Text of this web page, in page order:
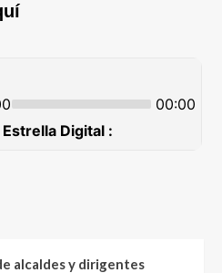
alcaldes y dirigentes